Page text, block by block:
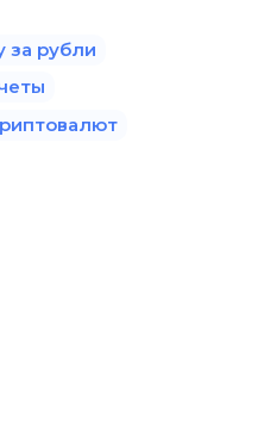
за рубли